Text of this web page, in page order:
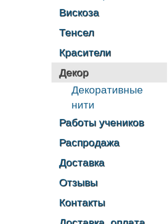
Вискоза
Тенсел
Красители
Декор
Декоративные
нити
Работы учеников
Распродажа
Доставка
Отзывы
Контакты